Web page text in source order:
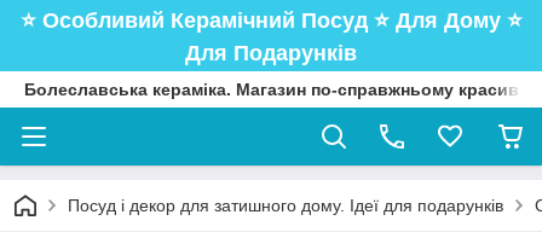
⭐️ Особливий Керамічний Посуд ⭐️ Для Дому ⭐️
Для Подарунків
Болеславська кераміка. Магазин по-справжньому
Посуд і декор для затишного дому. Ідеї для подарунків